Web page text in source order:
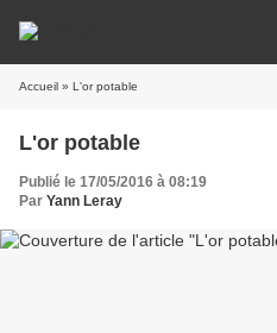
Accueil » L'or potable
L'or potable
Publié le 17/05/2016 à 08:19
Par Yann Leray